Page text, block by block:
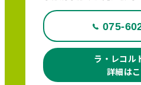
075-
ラ・レコル
詳細は